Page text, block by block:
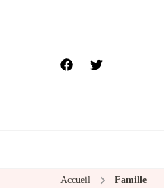
Accueil Famille